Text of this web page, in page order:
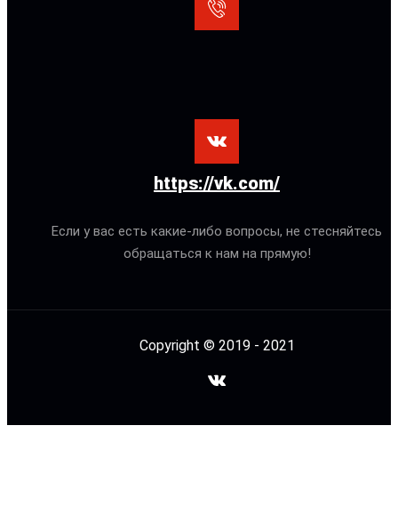
https://vk.com/
Если у вас есть какие-либо вопросы, не стесняйтесь
обращаться к нам на прямую!
Copyright © 2019 - 2021